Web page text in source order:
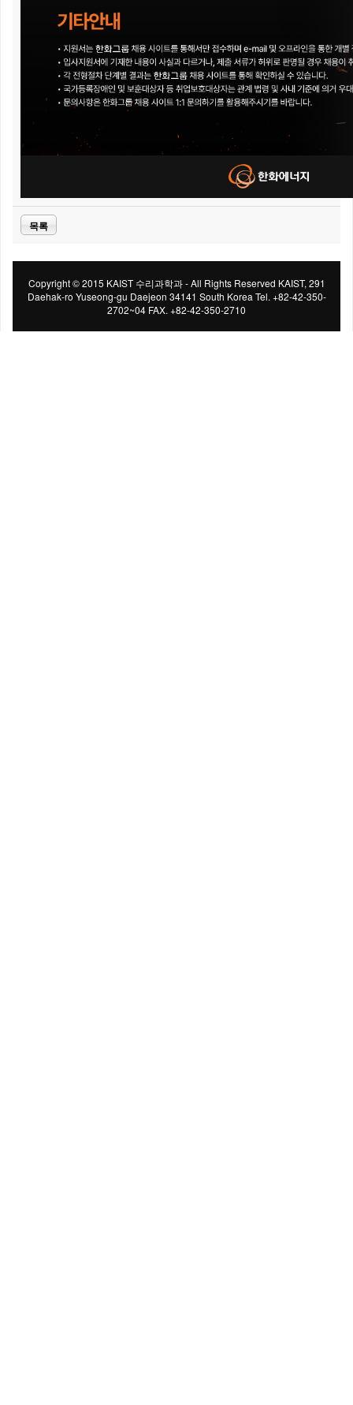
목록
Copyright © 2015 KAIST 수리과학과 - All Rights Reserved KAIST, 291
Daehak-ro Yuseong-gu Daejeon 34141 South Korea Tel. +82-42-350-
2702~04 FAX. +82-42-350-2710